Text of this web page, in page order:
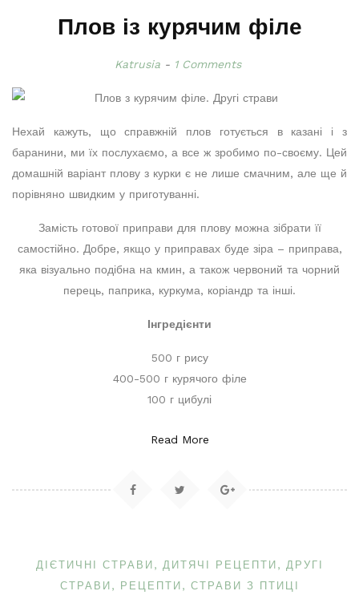
Плов із курячим філе
Katrusia 1 Comments
Нехай кажуть, що справжній плов готується в казані і з
баранини, ми їх послухаємо, а все ж зробимо по-своєму. Цей
домашній варіант плову з курки є не лише смачним, але ще й
порівняно швидким у приготуванні.
Замість готової приправи для плову можна зібрати її
самостійно. Добре, якщо у приправах буде зіра – приправа,
яка візуально подібна на кмин, а також червоний та чорний
перець, паприка, куркума, коріандр та інші.
Інгредієнти
500 г рису
400-500 г курячого філе
100 г цибулі
Read More
ДІЄТИЧНІ СТРАВИ ДИТЯЧІ РЕЦЕПТИ
ДРУГІ
СТРАВИ
РЕЦЕПТИ СТРАВИ З ПТИЦІ